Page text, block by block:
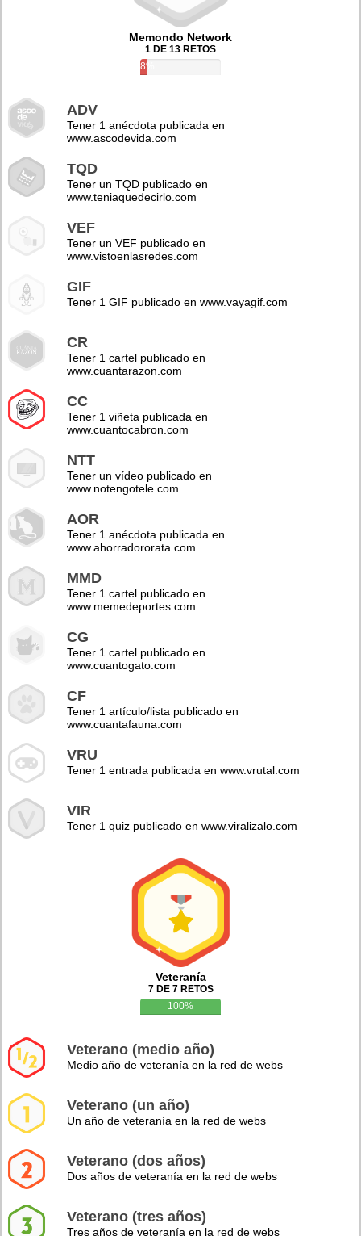
Memondo Network
1 DE 13 RETOS
8%
ADV
Tener 1 anécdota publicada en
www.ascodevida.com
TQD
Tener un TQD publicado en
www.teniaquedecirlo.com
VEF
Tener un VEF publicado en
www.vistoenlasredes.com
GIF
Tener 1 GIF publicado en www.vayagif.com
CR
Tener 1 cartel publicado en
www.cuantarazon.com
CC
Tener 1 viñeta publicada en
www.cuantocabron.com
NTT
Tener un vídeo publicado en
www.notengotele.com
AOR
Tener 1 anécdota publicada en
www.ahorradororata.com
MMD
Tener 1 cartel publicado en
www.memedeportes.com
CG
Tener 1 cartel publicado en
www.cuantogato.com
CF
Tener 1 artículo/lista publicado en
www.cuantafauna.com
VRU
Tener 1 entrada publicada en www.vrutal.com
VIR
Tener 1 quiz publicado en www.viralizalo.com
Veteranía
7 DE 7 RETOS
100%
Veterano (medio año)
Medio año de veteranía en la red de webs
Veterano (un año)
Un año de veteranía en la red de webs
Veterano (dos años)
Dos años de veteranía en la red de webs
Veterano (tres años)
Tres años de veteranía en la red de webs